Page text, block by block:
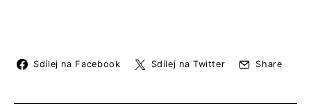
Sdílej na Facebook Sdílej na Twitter Share